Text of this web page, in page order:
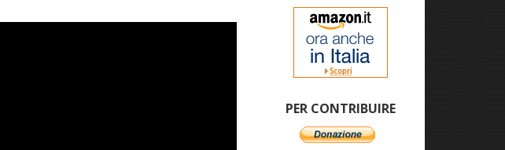
PER CONTRIBUIRE